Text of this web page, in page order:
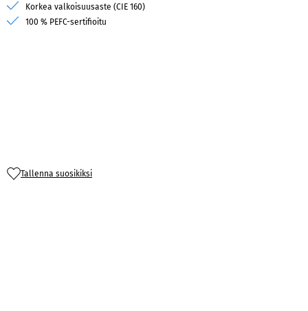
Korkea valkoisuusaste (CIE 160)
100 % PEFC-sertifioitu
Tallenna suosikiksi